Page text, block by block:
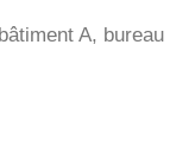
A, bureau